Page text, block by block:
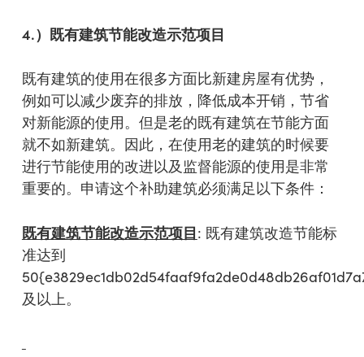
4.）既有建筑节能改造示范项目
既有建筑的使用在很多方面比新建房屋有优势，
例如可以减少废弃的排放，降低成本开销，节省
对新能源的使用。但是老的既有建筑在节能方面
就不如新建筑。因此，在使用老的建筑的时候要
进行节能使用的改进以及监督能源的使用是非常
重要的。申请这个补助建筑必须满足以下条件：
既有建筑节能改造示范项目: 既有建筑改造节能标
准达到
及以上。